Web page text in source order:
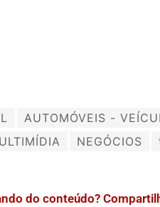
AUTOMÓVEIS -
NEGÓCIOS
do conteúdo?